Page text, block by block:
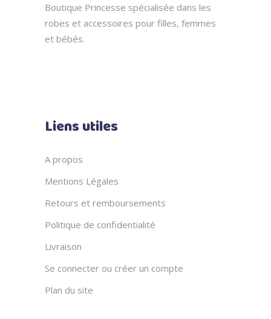
Boutique Princesse spécialisée dans les
robes et accessoires pour filles, femmes
et bébés.
Liens utiles
A propos
Mentions Légales
Retours et remboursements
Politique de confidentialité
Livraison
Se connecter ou créer un compte
Plan du site